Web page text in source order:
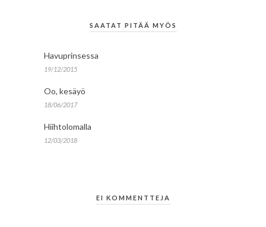
SAATAT PITÄÄ MYÖS
Havuprinsessa
19/12/2015
Oo, kesäyö
18/06/2017
Hiihtolomalla
12/03/2018
EI KOMMENTTEJA